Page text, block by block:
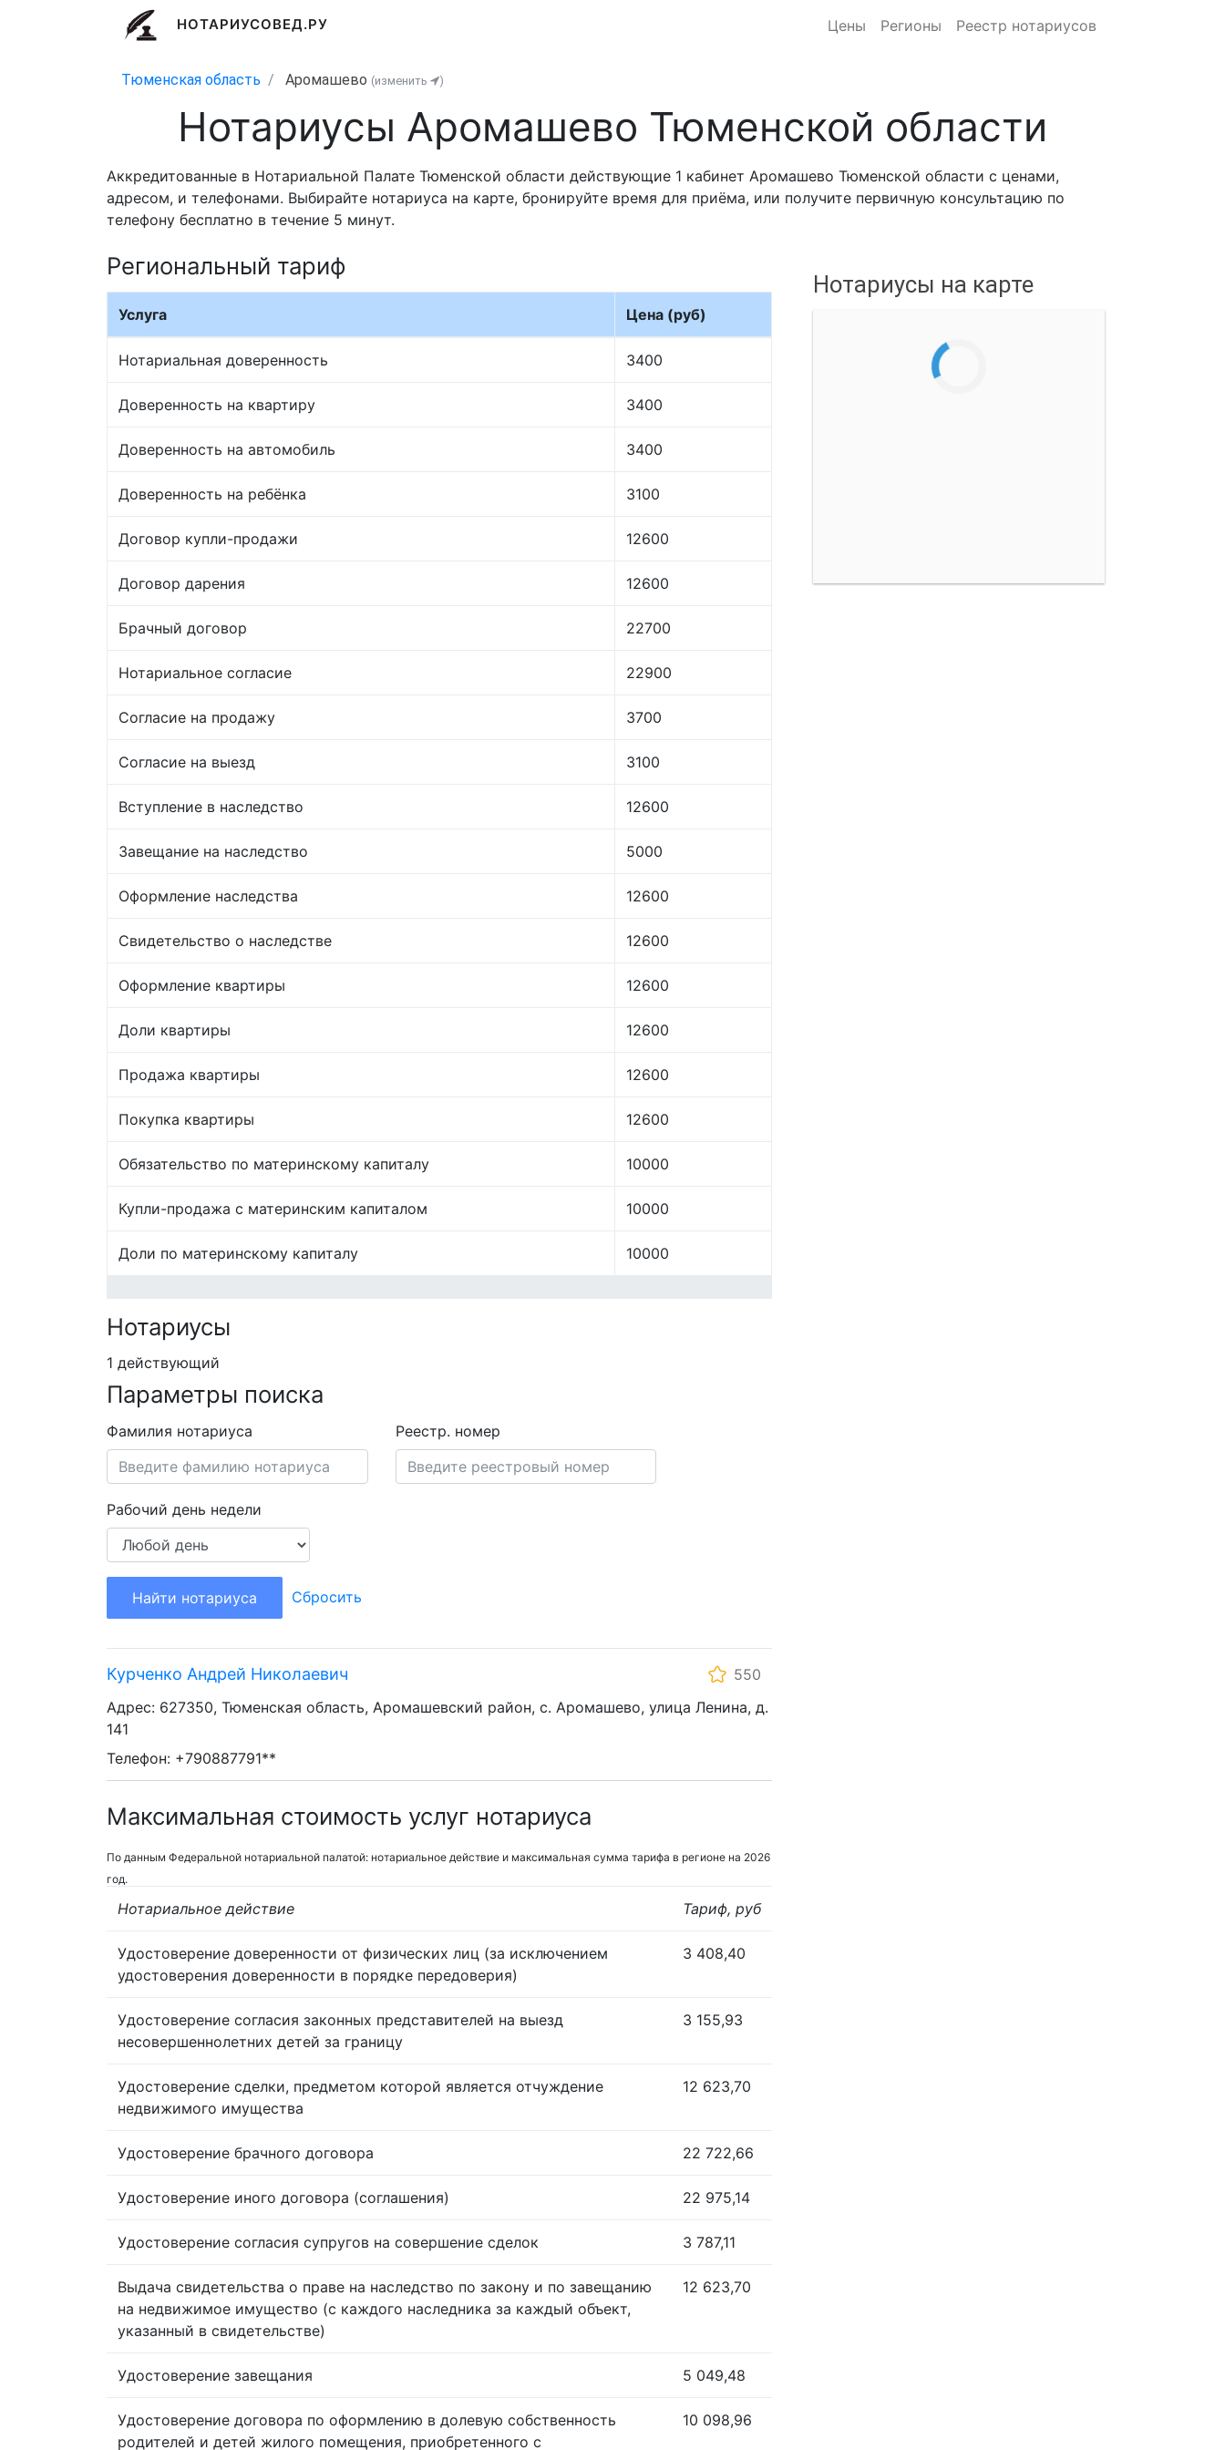
НОТАРИУСОВЕД.РУ Цены Регионы Реестр нотариусов
Тюменская область Аромашево (изменить )
Нотариусы Аромашево Тюменской области
Аккредитованные в Нотариальной Палате Тюменской области действующие 1 кабинет Аромашево Тюменской области с ценами,
адресом, и телефонами. Выбирайте нотариуса на карте, бронируйте время для приёма, или получите первичную консультацию по
телефону бесплатно в течение 5 минут.
Региональный тариф
Услуга Цена (руб)
Нотариальная доверенность 3400
Доверенность на квартиру 3400
Доверенность на автомобиль 3400
Доверенность на ребёнка 3100
Договор купли-продажи 12600
Договор дарения 12600
Брачный договор 22700
Нотариальное согласие 22900
Согласие на продажу 3700
Согласие на выезд 3100
Вступление в наследство 12600
Завещание на наследство 5000
Оформление наследства 12600
Свидетельство о наследстве 12600
Оформление квартиры 12600
Доли квартиры 12600
Продажа квартиры 12600
Покупка квартиры 12600
Обязательство по материнскому капиталу 10000
Купли-продажа с материнским капиталом 10000
Доли по материнскому капиталу 10000
Нотариусы
1 действующий
Параметры поиска
Фамилия нотариуса Реестр. номер
Рабочий день недели
Найти нотариуса Сбросить
Курченко Андрей Николаевич
550
Адрес: 627350, Тюменская область, Аромашевский район, с. Аромашево, улица Ленина, д.
141
Телефон: +790887791**
Максимальная стоимость услуг нотариуса
По данным Федеральной нотариальной палатой: нотариальное действие и максимальная сумма тарифа в регионе на 2026
год.
Нотариальное действие Тариф, руб
Удостоверение доверенности от физических лиц (за исключением
удостоверения доверенности в порядке передоверия)
3 408,40
Удостоверение согласия законных представителей на выезд
несовершеннолетних детей за границу
3 155,93
Удостоверение сделки, предметом которой является отчуждение
недвижимого имущества
12 623,70
Удостоверение брачного договора 22 722,66
Удостоверение иного договора (соглашения) 22 975,14
Удостоверение согласия супругов на совершение сделок 3 787,11
Выдача свидетельства о праве на наследство по закону и по завещанию
на недвижимое имущество (с каждого наследника за каждый объект,
указанный в свидетельстве)
12 623,70
Удостоверение завещания 5 049,48
Удостоверение договора по оформлению в долевую собственность
родителей и детей жилого помещения, приобретенного с
10 098,96
Нотариусы на карте